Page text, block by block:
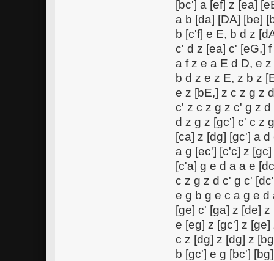
[bc'] a [ef] z [ea]
a b [da] [DA] [be]
b [c'f] e E, b d z
c' d z [ea] c' [eG,]
a f z e a E d D, e
b d z e z E, z b z
e z [bE,] z c z g z
c' z c z g z c' g z
d z g z [gc'] c' c z
[ca] z [dg] [gc'] a
a g [ec'] [c'c] z
[c'a] g e d a a e
c z g z d c' g c'
e g b g e c a g e
[ge] c' [ga] z [de]
e [eg] z [gc'] z
c z [dg] z [dg] z
b [gc'] e g [bc']